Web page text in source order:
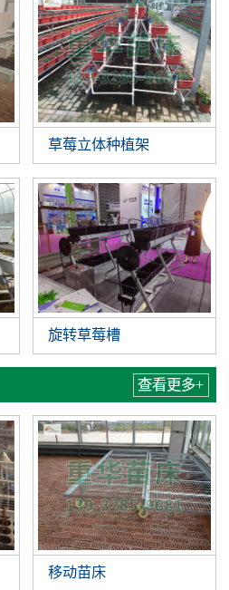
草莓立体种植架
旋转草莓槽
查看更多+
移动苗床